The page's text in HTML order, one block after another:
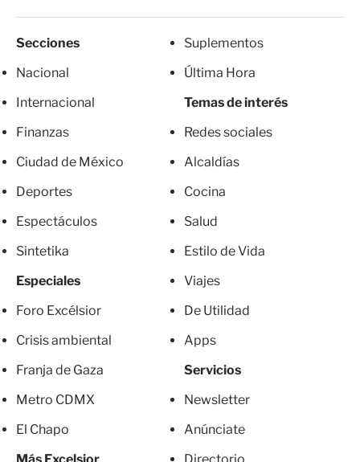
Secciones
Nacional
Internacional
Finanzas
Ciudad de México
Deportes
Espectáculos
Sintetika
Especiales
Foro Excélsior
Crisis ambiental
Franja de Gaza
Metro CDMX
El Chapo
Suplementos
Última Hora
Temas de interés
Redes sociales
Alcaldías
Cocina
Salud
Estilo de Vida
Viajes
De Utilidad
Apps
Servicios
Newsletter
Anúnciate